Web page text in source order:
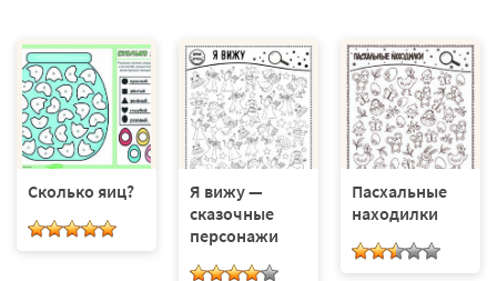
Сколько яиц?
Я вижу —
сказочные
персонажи
Пасхальные
находилки